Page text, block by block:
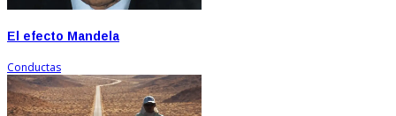
El efecto Mandela
Conductas